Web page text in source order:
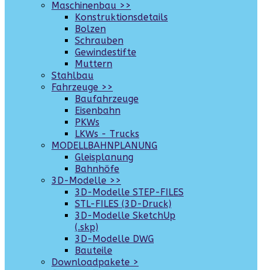
Maschinenbau >>
Konstruktionsdetails
Bolzen
Schrauben
Gewindestifte
Muttern
Stahlbau
Fahrzeuge >>
Baufahrzeuge
Eisenbahn
PKWs
LKWs - Trucks
MODELLBAHNPLANUNG
Gleisplanung
Bahnhöfe
3D-Modelle >>
3D-Modelle STEP-FILES
STL-FILES (3D-Druck)
3D-Modelle SketchUp
(.skp)
3D-Modelle DWG
Bauteile
Downloadpakete >